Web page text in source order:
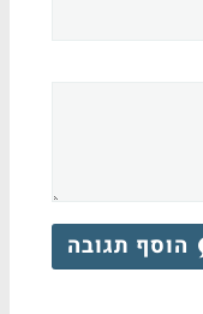
הוסף תגובה